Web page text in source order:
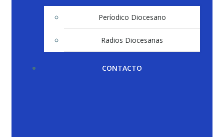
Períodico Diocesano
Radios Diocesanas
CONTACTO